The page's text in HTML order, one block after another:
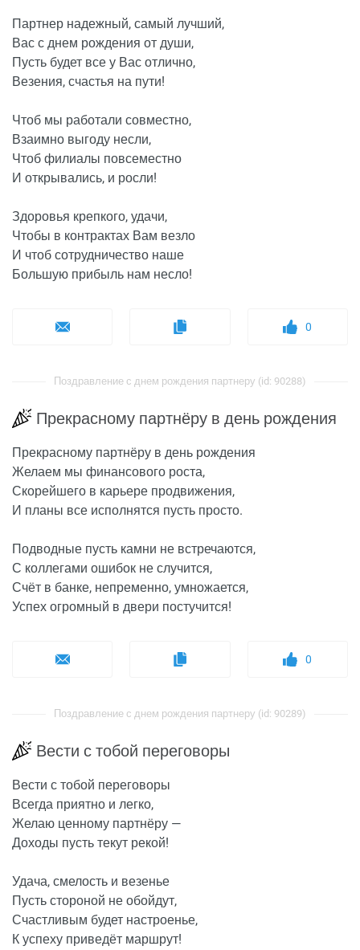
Партнер надежный, самый лучший,
Вас с днем рождения от души,
Пусть будет все у Вас отлично,
Везения, счастья на пути!
Чтоб мы работали совместно,
Взаимно выгоду несли,
Чтоб филиалы повсеместно
И открывались, и росли!
Здоровья крепкого, удачи,
Чтобы в контрактах Вам везло
И чтоб сотрудничество наше
Большую прибыль нам несло!
0
Поздравление с днем рождения партнеру (id: 90288)
Прекрасному партнёру в день рождения
Прекрасному партнёру в день рождения
Желаем мы финансового роста,
Скорейшего в карьере продвижения,
И планы все исполнятся пусть просто.
Подводные пусть камни не встречаются,
С коллегами ошибок не случится,
Счёт в банке, непременно, умножается,
Успех огромный в двери постучится!
0
Поздравление с днем рождения партнеру (id: 90289)
Вести с тобой переговоры
Вести с тобой переговоры
Всегда приятно и легко,
Желаю ценному партнёру —
Доходы пусть текут рекой!
Удача, смелость и везенье
Пусть стороной не обойдут,
Счастливым будет настроенье,
К успеху приведёт маршрут!